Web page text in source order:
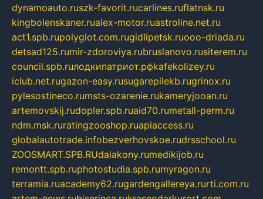
dynamoauto.ruszk-favorit.rucarlines.ruflatnsk.ru
kingbolenskaner.rualex-motor.ruastroline.net.ru
act1.spb.rupolyglot.com.rugidlipetsk.ruooo-driada.ru
detsad125.rumir-zdoroviya.rubruslanovo.rusiterem.ru
council.spb.ruлодкипатриот.рфkafekolizey.ru
iclub.net.rugazon-easy.rusugarepilekb.rugrinox.ru
pylesostineco.rumsts-ozarenie.rukameryjooan.ru
artemovskij.rudopler.spb.ruaid70.rumetall-perm.ru
ndm.msk.ruratingzooshop.ruapiaccess.ru
globalautotrade.infobezverhovskoe.rudrsschool.ru
ZOOSMART.SPB.RUdalakony.rumedikijob.ru
remontt.spb.ruphotostudia.spb.rumyragon.ru
terramia.ruacademy62.rugardengallereya.rurti.com.ru